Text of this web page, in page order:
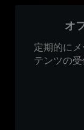
オ
定期的に
テンツの